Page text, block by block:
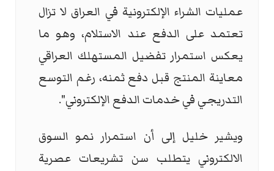
عمليات الشراء الإلكترونية في العراق لا تزال
تعتمد على الدفع عند الاستلام، وهو ما
يعكس استمرار تفضيل المستهلك العراقي
معاينة المنتج قبل دفع ثمنه، رغم التوسع
التدريجي في خدمات الدفع الإلكتروني".
ويشير خليل إلى أن استمرار نمو السوق
الالكتروني يتطلب سن تشريعات عصرية